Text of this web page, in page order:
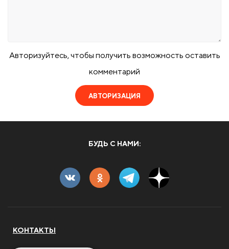
Авторизуйтесь, чтобы получить возможность оставить
комментарий
АВТОРИЗАЦИЯ
БУДЬ С НАМИ:
КОНТАКТЫ